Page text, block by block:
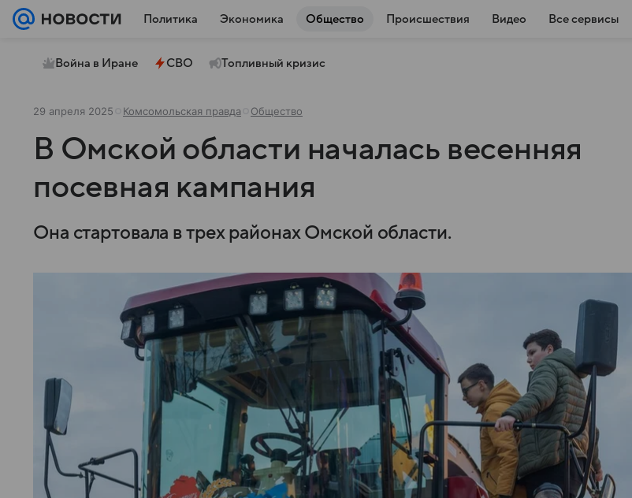
Политика Экономика Общество Происшествия Видео Все сервисы
Война в Иране СВО Топливный кризис
29 апреля 2025 Комсомольская правда Общество
В Омской области началась весенняя
посевная кампания
Она стартовала в трех районах Омской области.